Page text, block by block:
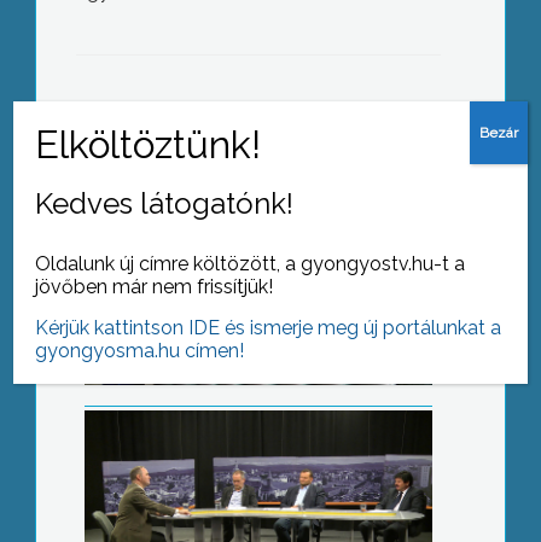
AZ AKTUÁLIS NAPI HÍREI
Döntés előtt
Kedves látogatónk!
Oldalunk új címre költözött, a gyongyostv.hu-t a
jövőben már nem frissítjük!
Kérjük kattintson IDE és ismerje meg új portálunkat a
gyongyosma.hu címen!